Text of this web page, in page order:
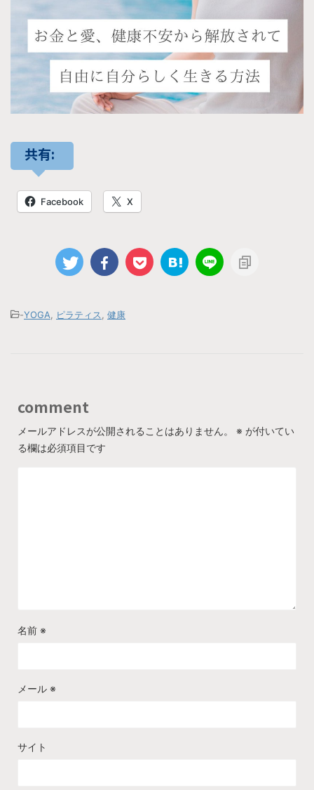
共有:
Facebook X
-YOGA ピラティス 健康
comment
メールアドレスが公開されることはありません。 ※ が付いてい
る欄は必須項目です
名前 ※
メール ※
サイト